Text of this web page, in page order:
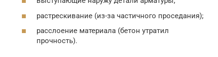
растрескивание (из-за частичного проседания);
расслоение материала (бетон утратил
прочность).